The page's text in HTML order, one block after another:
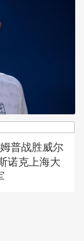
普战胜威尔
诺克上海大